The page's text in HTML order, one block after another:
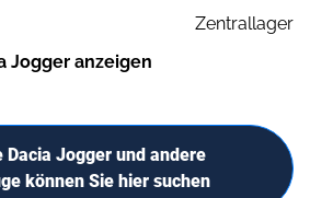
Zentrallager
Jogger anzeigen
Dacia Jogger und andere
können Sie hier suchen